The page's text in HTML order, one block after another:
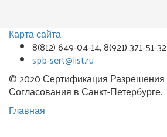
Карта сайта
8(812) 649-04-14, 8(921) 371-51-32
spb-sert@list.ru
© 2020 Сертификация Разрешения
Согласования в Санкт-Петербурге.
Главная